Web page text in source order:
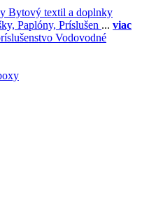
Bytový textil a doplnky
Paplóny, Príslušen ... viac
Vodovodné